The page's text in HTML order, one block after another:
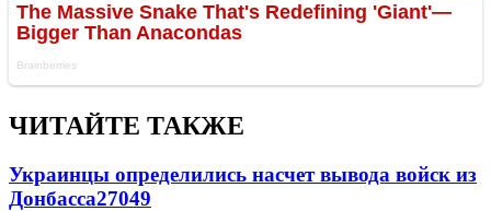
ЧИТАЙТЕ ТАКЖЕ
Украинцы определились насчет вывода войск из
Донбасса27049